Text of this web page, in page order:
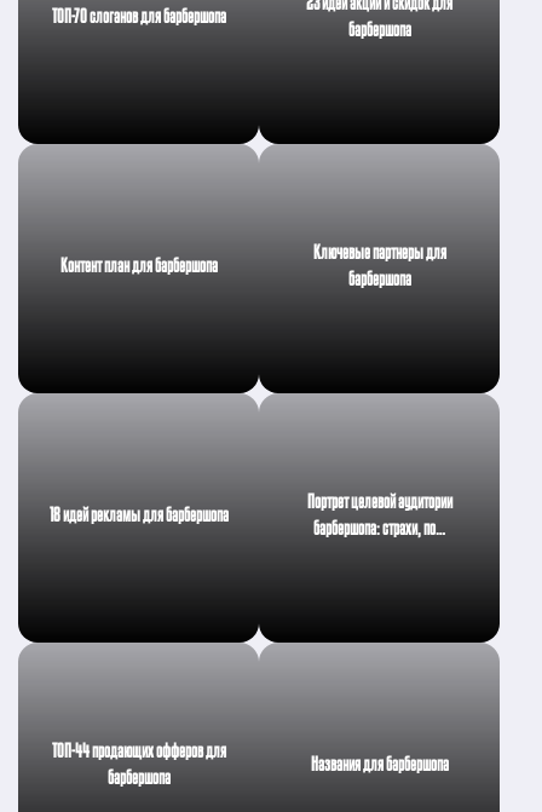
ТОП-70 слоганов для барбершопа
барбершопа
Контент план для барбершопа
Ключевые партнеры для
барбершопа
18 идей рекламы для барбершопа
Портрет целевой аудитории
барбершопа: страхи, по…
ТОП-44 продающих офферов для
барбершопа
Названия для барбершопа